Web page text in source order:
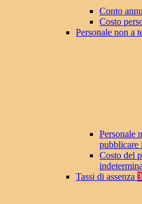
Conto
Costo
Personale non a
Personale
pubblicare
Costo del
Tassi di assenza